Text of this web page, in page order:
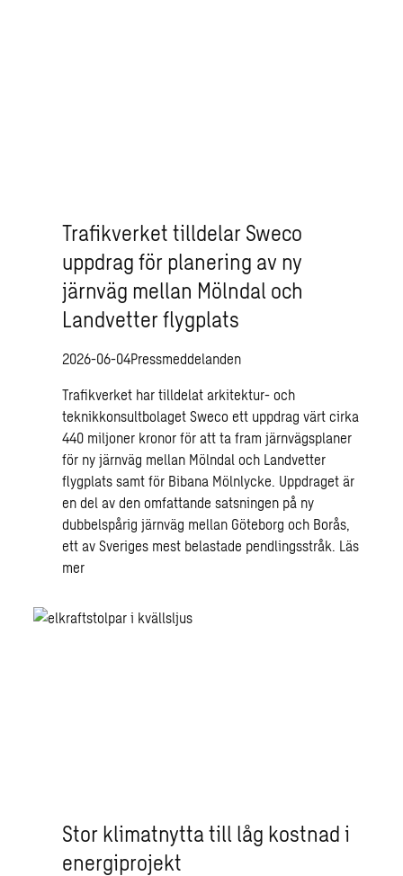
Trafikverket tilldelar Sweco
uppdrag för planering av ny
järnväg mellan Mölndal och
Landvetter flygplats
2026-06-04Pressmeddelanden
Trafikverket har tilldelat arkitektur- och
teknikkonsultbolaget Sweco ett uppdrag värt cirka
440 miljoner kronor för att ta fram järnvägsplaner
för ny järnväg mellan Mölndal och Landvetter
flygplats samt för Bibana Mölnlycke. Uppdraget är
en del av den omfattande satsningen på ny
dubbelspårig järnväg mellan Göteborg och Borås,
ett av Sveriges mest belastade pendlingsstråk. Läs
mer
Stor klimatnytta till låg kostnad i
energiprojekt